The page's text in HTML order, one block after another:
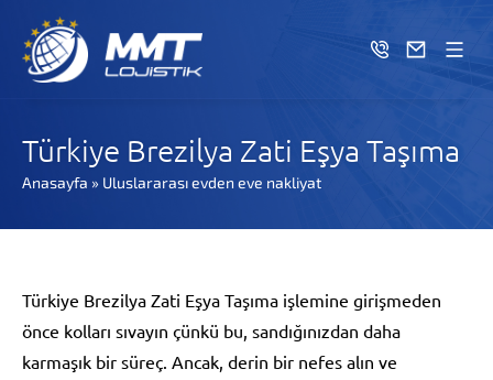
Türkiye Brezilya Zati Eşya Taşıma
Anasayfa » Uluslararası evden eve nakliyat
Türkiye Brezilya Zati Eşya Taşıma işlemine girişmeden
önce kolları sıvayın çünkü bu, sandığınızdan daha
karmaşık bir süreç. Ancak, derin bir nefes alın ve